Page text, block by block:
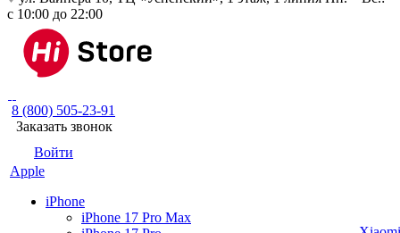
с 10:00 до 22:00
8 (800) 505-23-91
Заказать звонок
Войти
Apple
iPhone
iPhone 17 Pro Max